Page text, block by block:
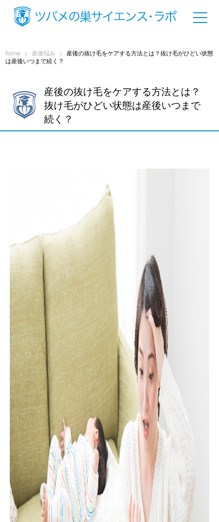
home > 産後悩み >
産後の抜け毛をケアする方法とは？抜け毛がひどい状態
は産後いつまで続く？
産後の抜け毛をケアする方法とは？
抜け毛がひどい状態は産後いつまで
続く？